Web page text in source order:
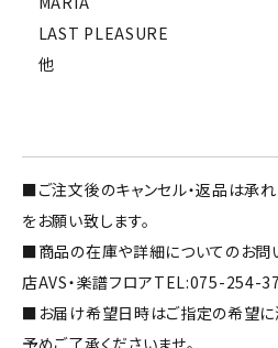
LAST PLEASURE
他
■ご注文後のキャンセル・返品は承れ
をお願い致します。
■商品の在庫や詳細についてのお問
店AVS・楽譜フロアTEL:075-254-
■お届け希望日時はご指定の希望に